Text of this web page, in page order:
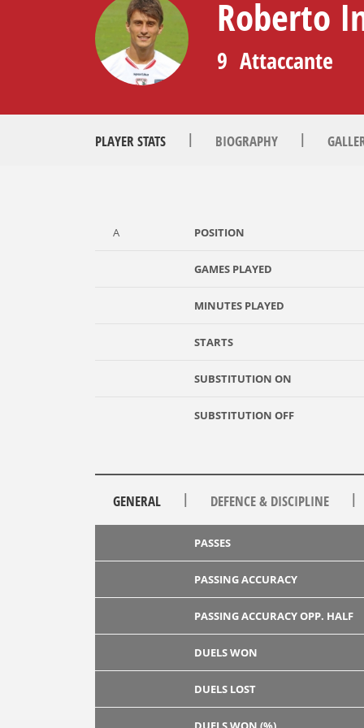
Roberto
9 Attaccante
PLAYER STATS | BIOGRAPHY |
A POSITION
GAMES PLAYED
MINUTES PLAYED
STARTS
SUBSTITUTION ON
SUBSTITUTION OFF
GENERAL | DEFENCE & DISCIPLINE |
PASSES
PASSING ACCURACY
PASSING ACCURACY OPP. HALF
DUELS WON
DUELS LOST